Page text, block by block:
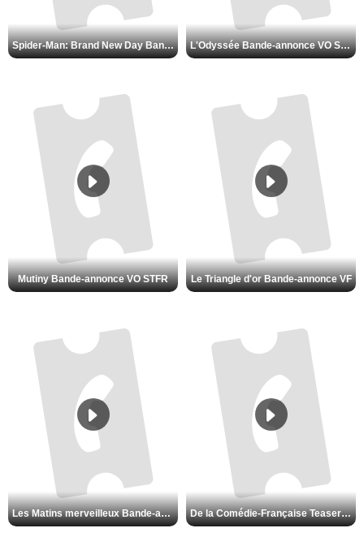
Spider-Man: Brand New Day Bande-annonce VO STFR L'Odyssée Bande-annonce VO STFR
Mutiny Bande-annonce VO STFR Le Triangle d'or Bande-annonce VF
Les Matins merveilleux Bande-annonce VF De la Comédie-Française Teaser VF